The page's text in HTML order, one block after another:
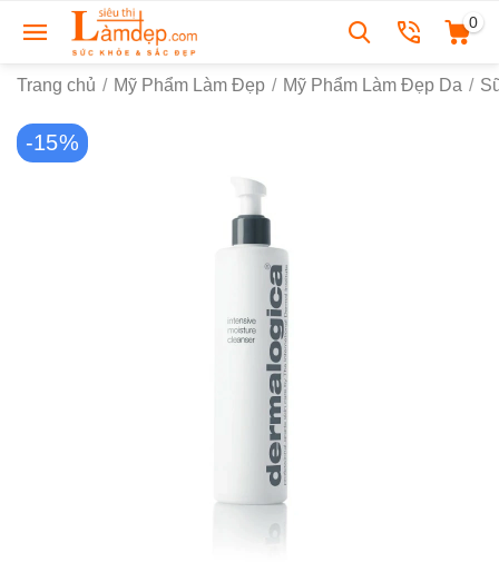
0
Trang chủ / Mỹ Phẩm Làm Đẹp / Mỹ Phẩm Làm Đẹp Da /
-15%